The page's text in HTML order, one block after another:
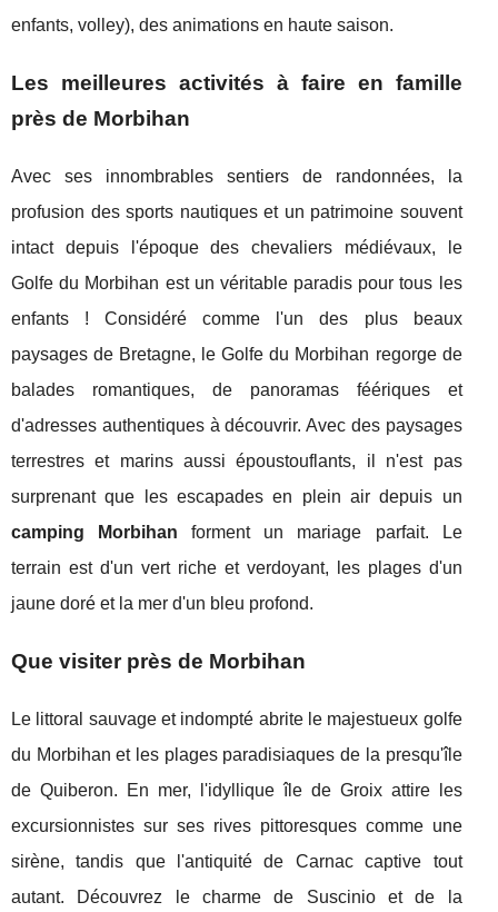
enfants, volley), des animations en haute saison.
Les meilleures activités à faire en famille
près de Morbihan
Avec ses innombrables sentiers de randonnées, la
profusion des sports nautiques et un patrimoine souvent
intact depuis l'époque des chevaliers médiévaux, le
Golfe du Morbihan est un véritable paradis pour tous les
enfants ! Considéré comme l'un des plus beaux
paysages de Bretagne, le Golfe du Morbihan regorge de
balades romantiques, de panoramas féériques et
d'adresses authentiques à découvrir. Avec des paysages
terrestres et marins aussi époustouflants, il n'est pas
surprenant que les escapades en plein air depuis un
camping Morbihan forment un mariage parfait. Le
terrain est d'un vert riche et verdoyant, les plages d'un
jaune doré et la mer d'un bleu profond.
Que visiter près de Morbihan
Le littoral sauvage et indompté abrite le majestueux golfe
du Morbihan et les plages paradisiaques de la presqu'île
de Quiberon. En mer, l'idyllique île de Groix attire les
excursionnistes sur ses rives pittoresques comme une
sirène, tandis que l'antiquité de Carnac captive tout
autant. Découvrez le charme de Suscinio et de la